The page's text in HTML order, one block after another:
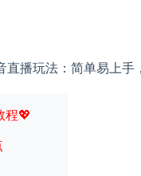
程💖